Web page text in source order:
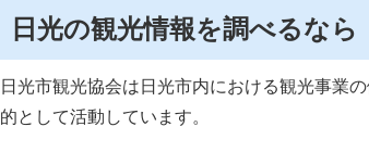
日光の観光情報を調べるなら
日光市観光協会は日光市内における観光事業
的として活動しています。